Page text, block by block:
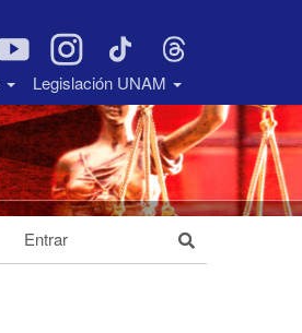
Legislación UNAM
Entrar